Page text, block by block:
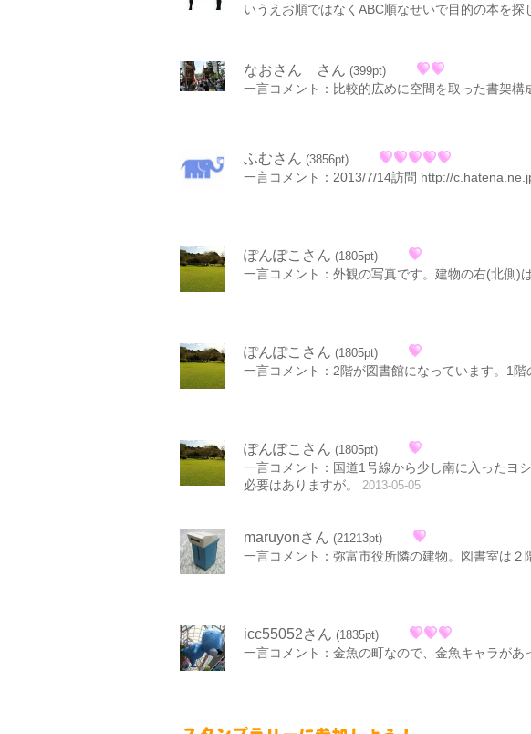
いうえお順ではなくABC順なせいで目的の本を探
なおさん さん (399pt)
一言コメント：比較的広めに空間を取った書架構
ふむさん (3856pt)
一言コメント：2013/7/14訪問 http://
ぽんぽこさん (1805pt)
一言コメント：外観の写真です。建物の右(北側)
ぽんぽこさん (1805pt)
一言コメント：2階が図書館になっています。1階
ぽんぽこさん (1805pt)
一言コメント：国道1号線から少し南に入ったヨ
必要はありますが。
2013-05-05
maruyonさん (21213pt)
一言コメント：弥富市役所隣の建物。図書室は２
icc55052さん (1835pt)
一言コメント：金魚の町なので、金魚キャラがあ